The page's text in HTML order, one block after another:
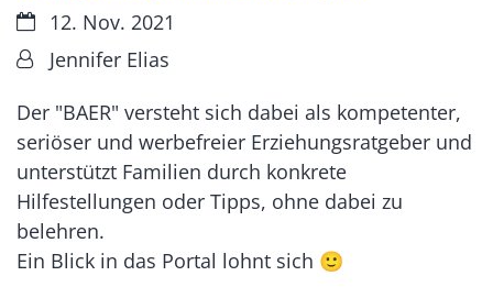
Datum:12. Nov. 2021
Von:Jennifer Elias
Der "BAER" versteht sich dabei als kompetenter,
seriöser und werbefreier Erziehungsratgeber und
unterstützt Familien durch konkrete
Hilfestellungen oder Tipps, ohne dabei zu
belehren.
Ein Blick in das Portal lohnt sich 🙂